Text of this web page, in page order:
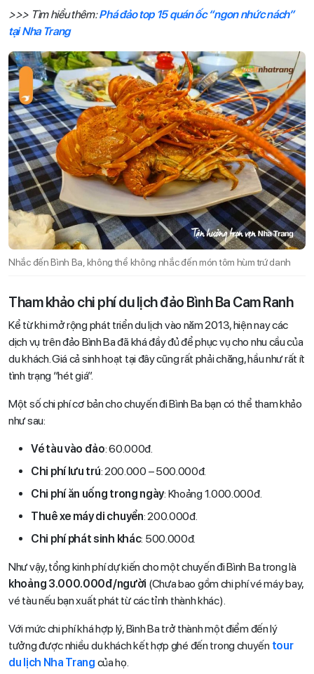
>>> Tìm hiểu thêm:Phá đảo top 15 quán ốc “ngon nhức nách”
tại Nha Trang
Nhắc đến Bình Ba, không thể không nhắc đến món tôm hùm trứ danh
Tham khảo chi phí du lịch đảo Bình Ba Cam Ranh
Kể từ khi mở rộng phát triển du lịch vào năm 2013, hiện nay các
dịch vụ trên đảo Bình Ba đã khá đầy đủ để phục vụ cho nhu cầu của
du khách. Giá cả sinh hoạt tại đây cũng rất phải chăng, hầu như rất ít
tình trạng “hét giá”.
Một số chi phí cơ bản cho chuyến đi Bình Ba bạn có thể tham khảo
như sau:
Vé tàu vào đảo: 60.000đ.
Chi phí lưu trú: 200.000 – 500.000đ.
Chi phí ăn uống trong ngày: Khoảng 1.000.000đ.
Thuê xe máy di chuyển: 200.000đ.
Chi phí phát sinh khác: 500.000đ.
Như vậy, tổng kinh phí dự kiến cho một chuyến đi Bình Ba trong là
khoảng 3.000.000đ/người (Chưa bao gồm chi phí vé máy bay,
vé tàu nếu bạn xuất phát từ các tỉnh thành khác).
Với mức chi phí khá hợp lý, Bình Ba trở thành một điểm đến lý
tưởng được nhiều du khách kết hợp ghé đến trong chuyến tour
du lịch Nha Trang của họ.